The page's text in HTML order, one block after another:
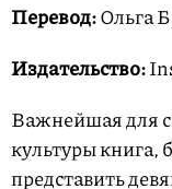
Перевод:Ольга
Издательство:
Важнейшая для
культуры книга,
представить